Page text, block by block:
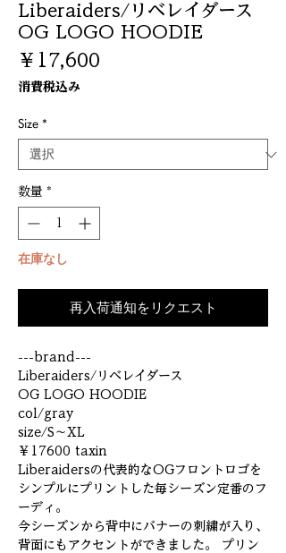
Liberaiders/リベレイダース
OG LOGO HOODIE
￥17,600
消費税込み
Size *
数量 *
在庫なし
再入荷通知をリクエスト
---brand---
Liberaiders/リベレイダース
OG LOGO HOODIE
col/gray
size/S～XL
￥17600 taxin
Liberaidersの代表的なOGフロントロゴを
シンプルにプリントした毎シーズン定番のフ
ーディ。
今シーズンから背中にバナーの刺繍が入り、
背面にもアクセントができました。 プリン